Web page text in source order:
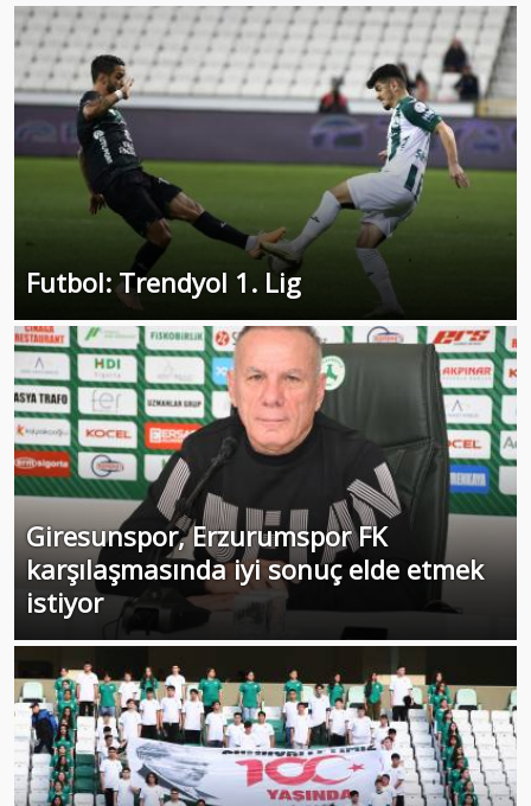
Futbol: Trendyol 1. Lig
Giresunspor, Erzurumspor FK
karşılaşmasında iyi sonuç elde etmek
istiyor